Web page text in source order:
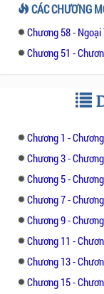
Cô không
mai nhất
Cô cảm
mở mắt,
rộng lớn,
trắng mang
hốt la lên.
"
" La gì mà
chút đi! "
CÁC CHƯƠNG
Chương 58 - Ngoại
Chương 51 -
Chương 1 -
Chương 3 -
Chương 5 -
Chương 7 -
Chương 9 -
Chương 11 -
Chương 13 -
Chương 15 -